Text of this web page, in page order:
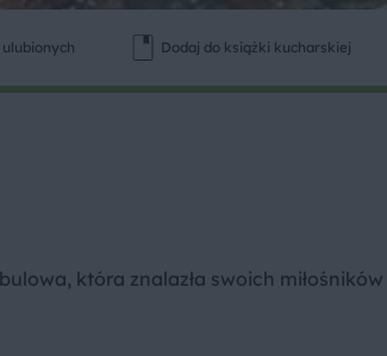
Dodaj do książki kucharskiej
która znalazła swoich